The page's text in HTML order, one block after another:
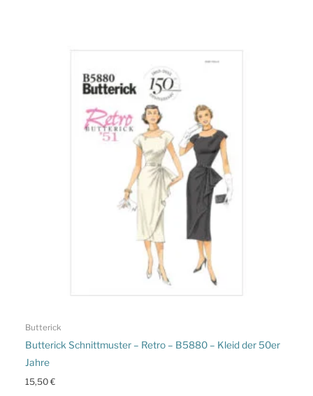
Butterick
Butterick Schnittmuster – Retro – B5880 – Kleid der 50er
Jahre
15,50€